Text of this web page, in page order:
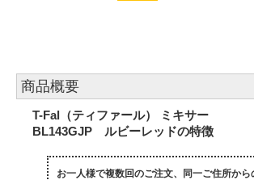
商品概要
T-Fal（ティファール） ミキサー
BL143GJP ルビーレッドの特徴
お一人様で複数回のご注文、同一ご住所か